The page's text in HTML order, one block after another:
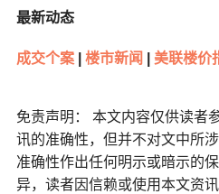
最新动态
成交个案 楼市新闻 美联楼价
免责声明： 本文内容仅供读者
讯的准确性，但并不对文中所
准确性作出任何明示或暗示的
异，读者因信赖或使用本文资